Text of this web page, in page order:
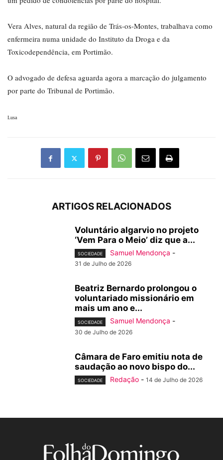
Vera Alves, natural da região de Trás-os-Montes, trabalhava como
enfermeira numa unidade do Instituto da Droga e da
Toxicodependência, em Portimão.
O advogado de defesa aguarda agora a marcação do julgamento
por parte do Tribunal de Portimão.
Lusa
ARTIGOS RELACIONADOS
Voluntário algarvio no projeto
‘Vem Para o Meio’ diz que a...
SOCIEDADE Samuel Mendonça -
31 de Julho de 2026
Beatriz Bernardo prolongou o
voluntariado missionário em
mais um ano e...
SOCIEDADE Samuel Mendonça -
30 de Julho de 2026
Câmara de Faro emitiu nota de
saudação ao novo bispo do...
SOCIEDADE Redação - 14 de Julho de 2026